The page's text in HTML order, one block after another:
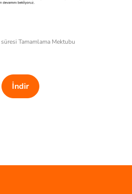
Tamamlama Mektubu
İndir